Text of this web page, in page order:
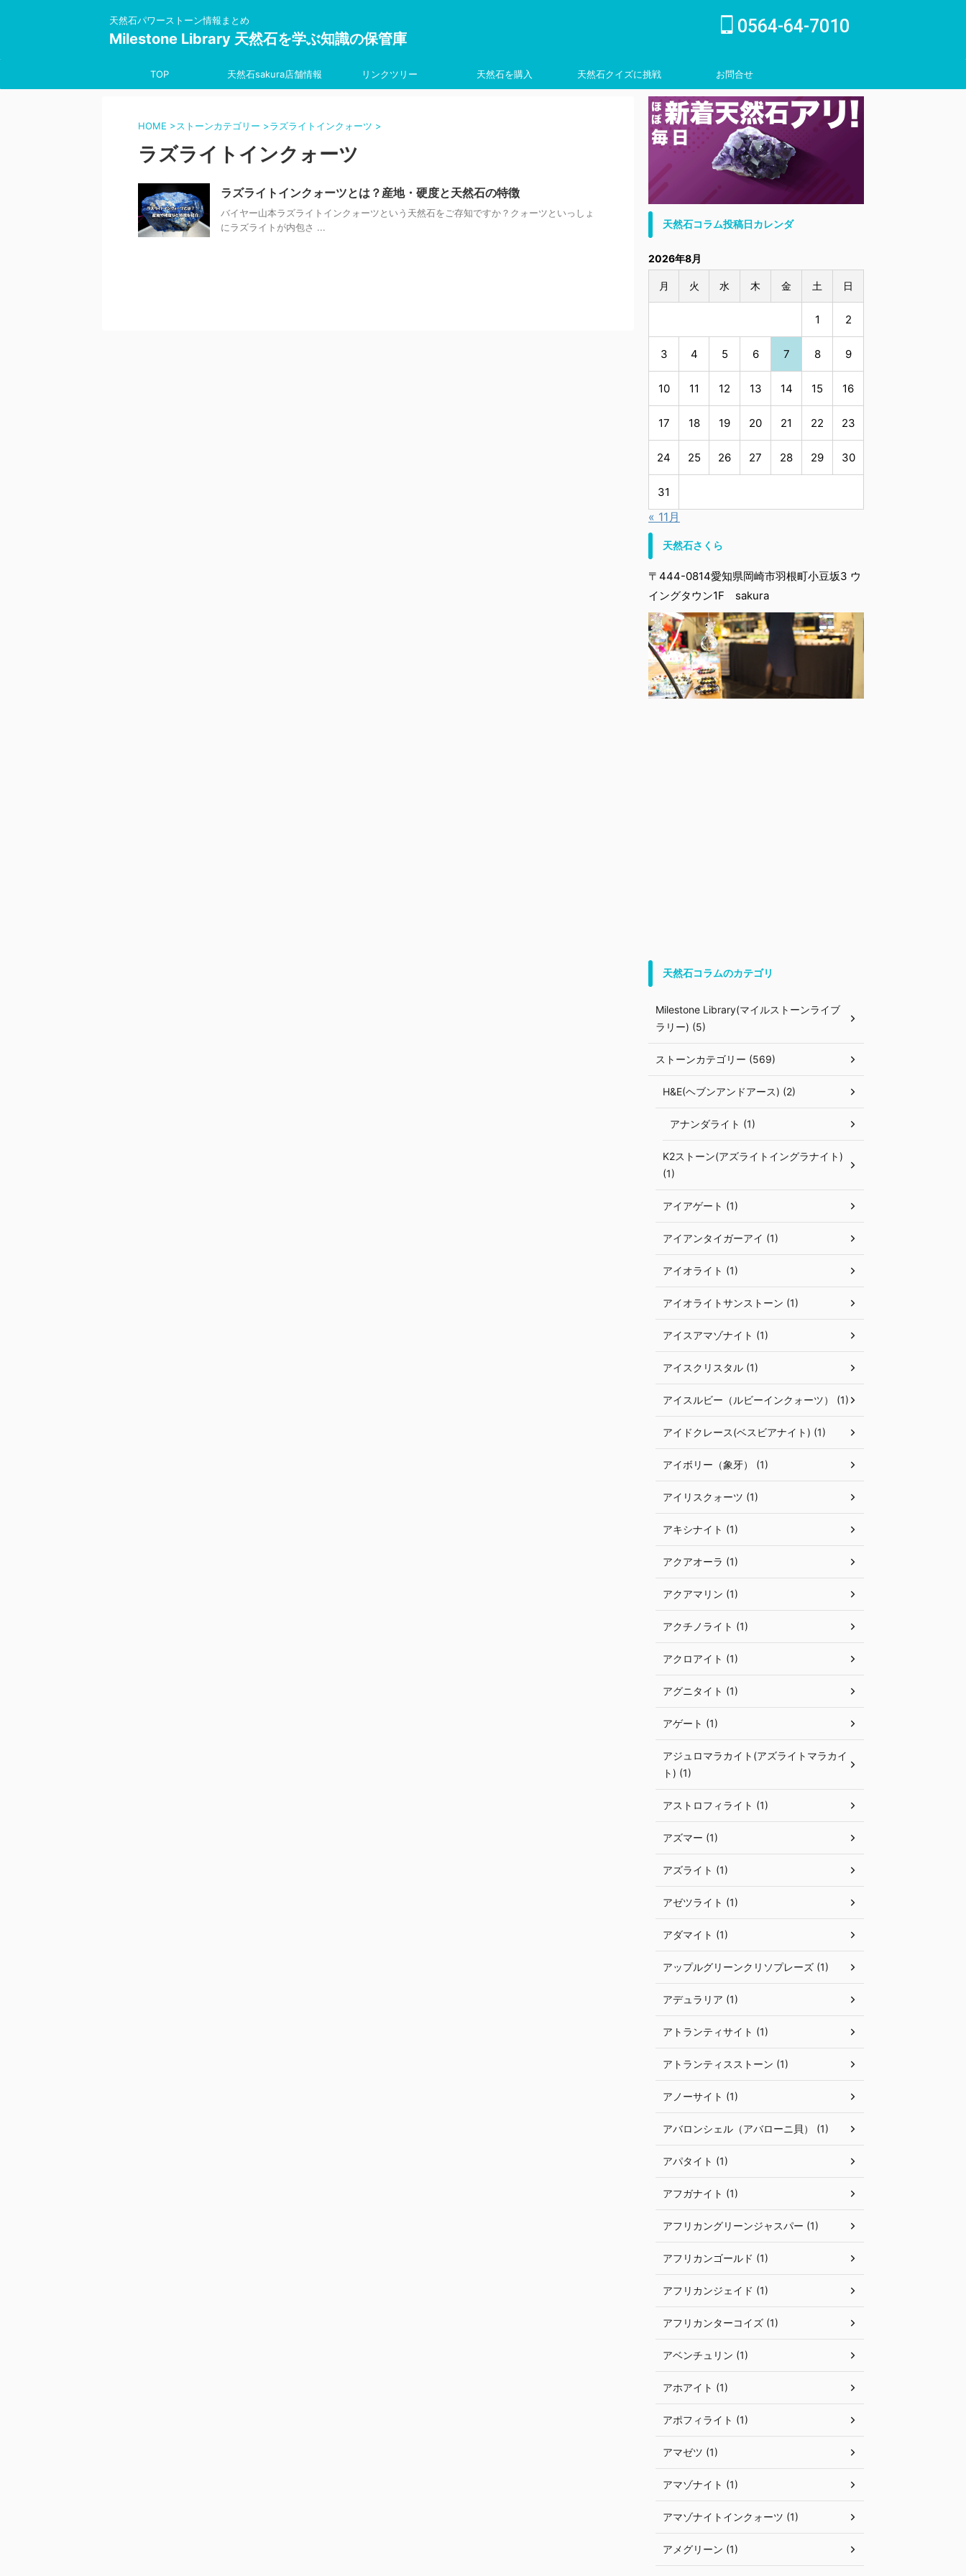
天然石パワーストーン情報まとめ
Milestone Library 天然石を学ぶ知識の保管庫
0564-64-7010
TOP 天然石sakura店舗情報 リンクツリー 天然石を購入 天然石クイズに挑戦 お問合せ
inquiry
HOME >ストーンカテゴリー >ラズライトインクォーツ >
ラズライトインクォーツ
ラズライトインクォーツとは？産地・硬度と天然石の特徴
バイヤー山本ラズライトインクォーツという天然石をご存知ですか？クォーツといっしょ
にラズライトが内包さ ...
天然石コラム投稿日カレンダ
2026年8月
月 火 水 木 金 土 日
1 2
3 4 5 6 7 8 9
10 11 12 13 14 15 16
17 18 19 20 21 22 23
24 25 26 27 28 29 30
31
« 11月
天然石さくら
〒444-0814愛知県岡崎市羽根町小豆坂3 ウ
イングタウン1F sakura
天然石コラムのカテゴリ
Milestone Library(マイルストーンライブ
ラリー) (5)
ストーンカテゴリー (569)
H&E(ヘブンアンドアース) (2)
アナンダライト (1)
K2ストーン(アズライトイングラナイト)
(1)
アイアゲート (1)
アイアンタイガーアイ (1)
アイオライト (1)
アイオライトサンストーン (1)
アイスアマゾナイト (1)
アイスクリスタル (1)
アイスルビー（ルビーインクォーツ） (1)
アイドクレース(ベスビアナイト) (1)
アイボリー（象牙） (1)
アイリスクォーツ (1)
アキシナイト (1)
アクアオーラ (1)
アクアマリン (1)
アクチノライト (1)
アクロアイト (1)
アグニタイト (1)
アゲート (1)
アジュロマラカイト(アズライトマラカイ
ト) (1)
アストロフィライト (1)
アズマー (1)
アズライト (1)
アゼツライト (1)
アダマイト (1)
アップルグリーンクリソプレーズ (1)
アデュラリア (1)
アトランティサイト (1)
アトランティスストーン (1)
アノーサイト (1)
アバロンシェル（アバローニ貝） (1)
アパタイト (1)
アフガナイト (1)
アフリカングリーンジャスパー (1)
アフリカンゴールド (1)
アフリカンジェイド (1)
アフリカンターコイズ (1)
アベンチュリン (1)
アホアイト (1)
アポフィライト (1)
アマゼツ (1)
アマゾナイト (1)
アマゾナイトインクォーツ (1)
アメグリーン (1)